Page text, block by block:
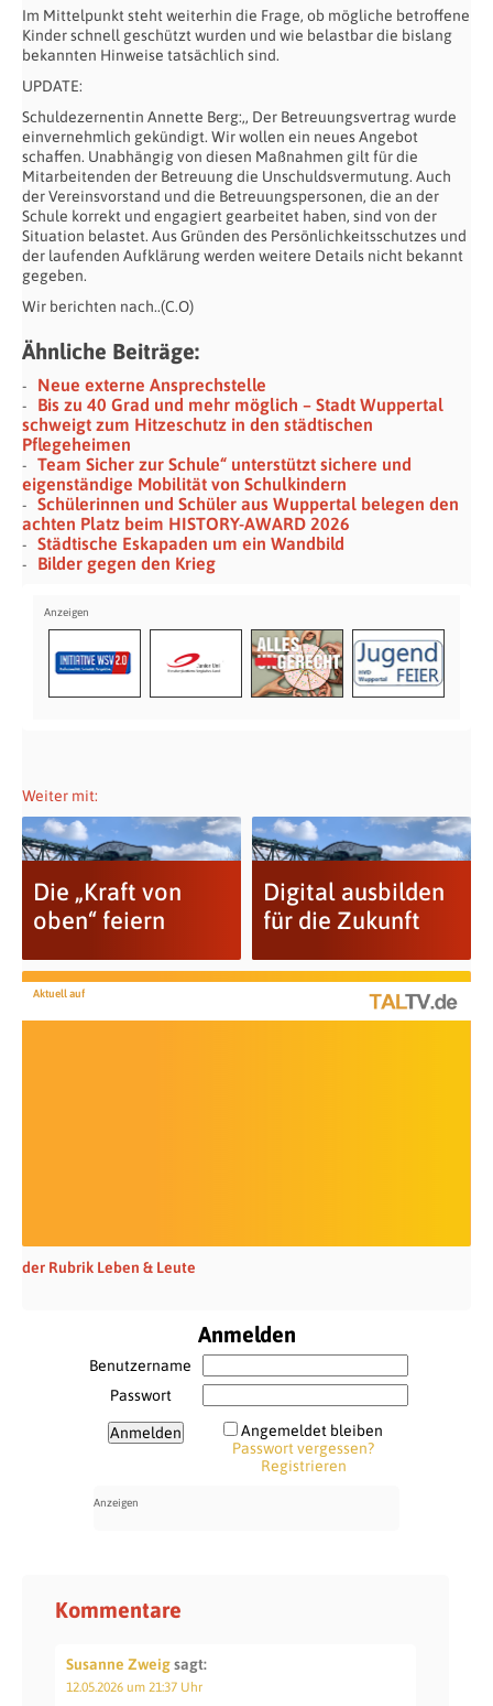
Im Mittelpunkt steht weiterhin die Frage, ob mögliche betroffene
Kinder schnell geschützt wurden und wie belastbar die bislang
bekannten Hinweise tatsächlich sind.
UPDATE:
Schuldezernentin Annette Berg:,, Der Betreuungsvertrag wurde
einvernehmlich gekündigt. Wir wollen ein neues Angebot
schaffen. Unabhängig von diesen Maßnahmen gilt für die
Mitarbeitenden der Betreuung die Unschuldsvermutung. Auch
der Vereinsvorstand und die Betreuungspersonen, die an der
Schule korrekt und engagiert gearbeitet haben, sind von der
Situation belastet. Aus Gründen des Persönlichkeitsschutzes und
der laufenden Aufklärung werden weitere Details nicht bekannt
gegeben.
Wir berichten nach..(C.O)
Ähnliche Beiträge:
Neue externe Ansprechstelle
Bis zu 40 Grad und mehr möglich – Stadt Wuppertal
schweigt zum Hitzeschutz in den städtischen
Pflegeheimen
Team Sicher zur Schule“ unterstützt sichere und
eigenständige Mobilität von Schulkindern
Schülerinnen und Schüler aus Wuppertal belegen den
achten Platz beim HISTORY-AWARD 2026
Städtische Eskapaden um ein Wandbild
Bilder gegen den Krieg
Weiter mit:
Die „Kraft von
oben“ feiern
Digital ausbilden
für die Zukunft
Aktuell auf
der Rubrik Leben & Leute
Anmelden
Benutzername
Passwort
Angemeldet bleiben
Passwort vergessen?
Registrieren
Kommentare
Susanne Zweigsagt:
12.05.2026 um 21:37 Uhr